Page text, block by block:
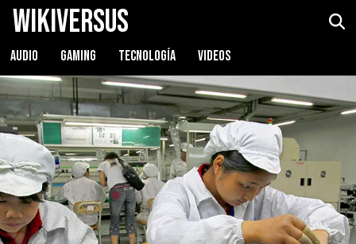
WikiVersus
AUDIO GAMING TECNOLOGÍA VIDEOS